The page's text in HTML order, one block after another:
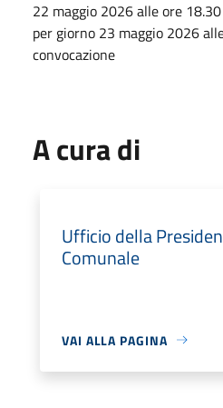
22 maggio 2026 alle ore
per giorno 23 maggio 2026
convocazione
A cura di
Ufficio della
Comunale
VAI ALLA PAGINA